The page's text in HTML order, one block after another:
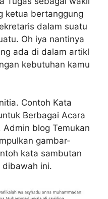
ketua bertanggung
dalam suatu
Oh iya nantinya
ada di dalam artikl
kebutuhan kamu
Contoh Kata
Berbagai Acara
blog Temukan
gambar-
kata sambutan
dibawah ini.